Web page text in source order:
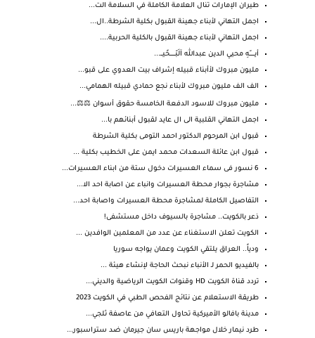
طيران الإمارات تنال العلامة الكاملة في السلامة الت...
اجمل التهاني لأبناء جهينة القبول بكلية الشرطة..ال...
اجمل التهاني لأبناء جهينة القبول بالكلية الحربية....
أيـــــــّهِ محيي الدين عبدالله آلَبّـــــــحًيـــ...
مليون مبروك لأأبناء قبيله إشراف بيت العدوي على قبو...
الف الف مليون مبروك لأبناء نجع حمادي قبيله الهمامي...
مليون مبروك للاسود الدفعة الخامسة حقوق أسوان ⚖️⚖️...
اجمل التهاني القلبية الى ال عايد لقبول أبنائهم با...
قبول ابن المرحوم الدكتور احمد التومى بكلية الشرطة
قبول ابن عائلة السعدات محمد ايمن على الخطيب بكلية ...
6 نسور فى سماء العسيرات دخول ستة من ابناء العسيرات...
مشاجرة بجوار محطة العسيرات وانباء عن اصابة احد الا...
التفاصيل الكاملة لمشاجرة محطة العسيرات واصابة احد...
ذعر بالكويت.. مشاجرة بالسيوف داخل مستشفى!
الكويت تعلن الاستغناء عن عدد من المعلمين الوافدين ...
ودياً.. العراق يلتقي الكويت وعمان يواجه سوريا
بالفيديو الحمر لـ الأنباء نبحث الحاجة لإنشاء هيئة ...
تردد قناة الكويت HD وقنوات الكويت الرياضية والديني...
طريقة الاستعلام عن نتائج الفحص الطبي في الكويت 2023
مدينة بافالو الأميركية تحاول التعافي من عاصفة ثلجي...
طرد نيمار خلال مواجهة باريس سان جيرمان ضد ستراسبور...